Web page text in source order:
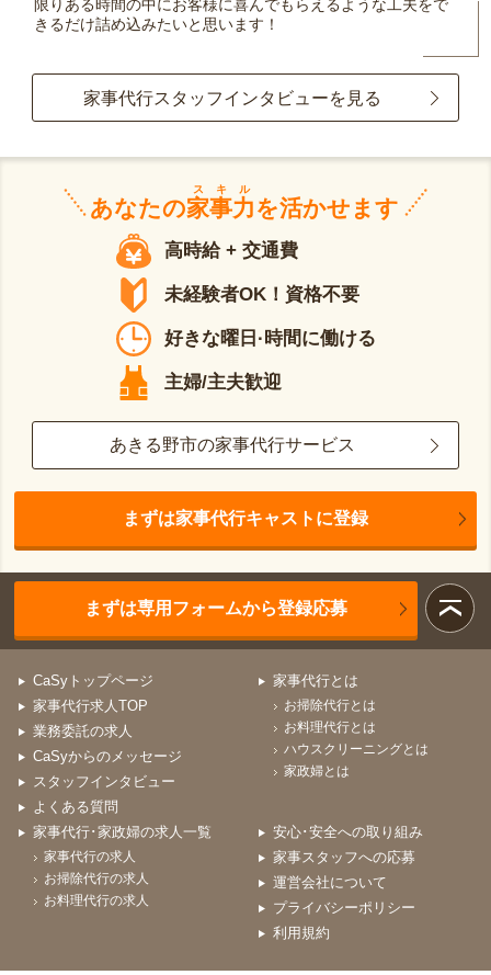
限りある時間の中にお客様に喜んでもらえるような工夫をで
きるだけ詰め込みたいと思います！
家事代行スタッフインタビューを見る
あなたの家事力
スキル
を活かせます
高時給 + 交通費
未経験者OK！資格不要
好きな曜日·時間に働ける
主婦/主夫歓迎
あきる野市の家事代行サービス
まずは家事代行キャストに登録
まずは専用フォームから登録応募
CaSyトップページ
家事代行求人TOP
業務委託の求人
CaSyからのメッセージ
スタッフインタビュー
よくある質問
家事代行とは
お掃除代行とは
お料理代行とは
ハウスクリーニングとは
家政婦とは
家事代行･家政婦の求人一覧
家事代行の求人
お掃除代行の求人
お料理代行の求人
安心･安全への取り組み
家事スタッフへの応募
運営会社について
プライバシーポリシー
利用規約